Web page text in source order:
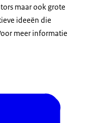
maar ook grote
ideeën die
meer informatie